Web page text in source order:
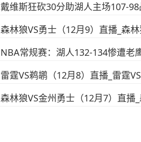
戴维斯狂砍30分助湖人主场107-
森林狼VS勇士（12月9）直播_森
NBA常规赛：湖人132-134惨遭老
雷霆VS鹈鹕（12月8）直播_雷霆
森林狼VS金州勇士（12月7）直播